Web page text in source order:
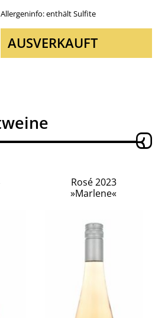
Allergeninfo: enthält Sulfite
AUSVERKAUFT
Rosé 2023
»Marlene«